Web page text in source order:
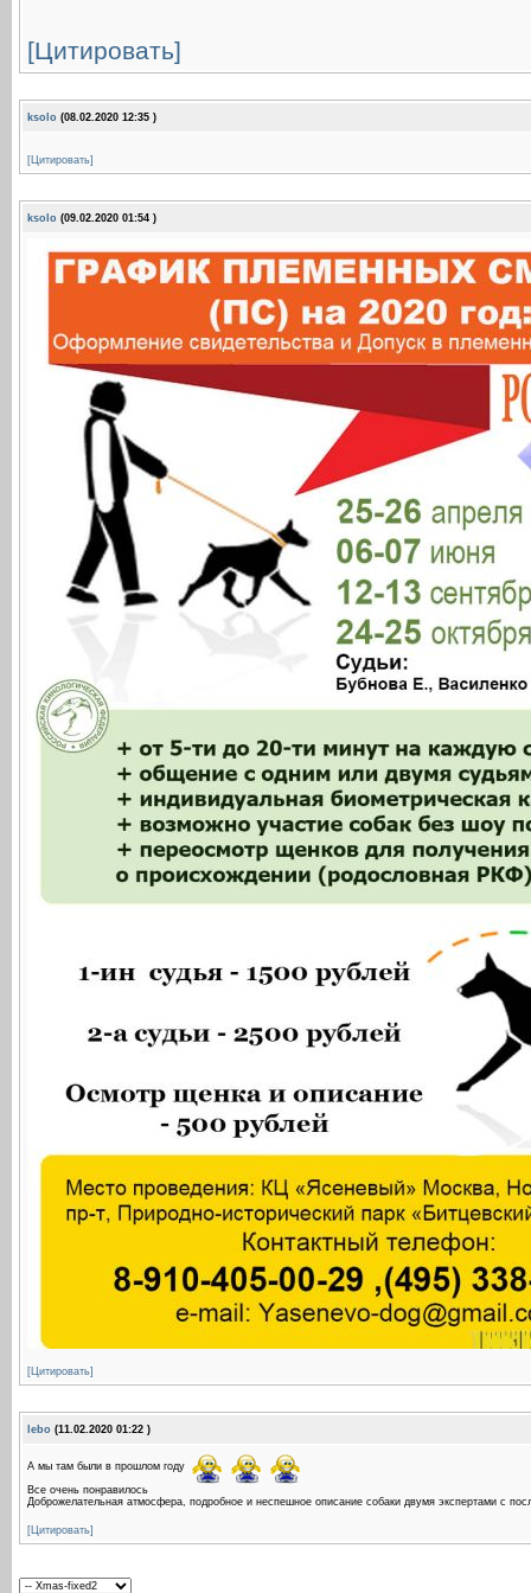
[Цитировать]
ksolo (08.02.2020 12:35 )
[Цитировать]
ksolo (09.02.2020 01:54 )
[Цитировать]
lebo (11.02.2020 01:22 )
А мы там были в прошлом году
Все очень понравилось
Доброжелательная атмосфера, подробное и неспешное описание собаки двумя экспертами с
[Цитировать]